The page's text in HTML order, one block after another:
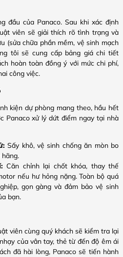
đầu của Panaco. Sau khi xác định
viên sẽ giải thích rõ tình trạng và
(sửa chữa phần mềm, vệ sinh mạch
tôi sẽ cung cấp bảng giá chi tiết
hoàn toàn đồng ý với mức chi phí,
công việc.
kiện dự phòng mang theo, hầu hết
Panaco xử lý dứt điểm ngay tại nhà
Sấy khô, vệ sinh chống ăn mòn bo
Căn chỉnh lại chốt khóa, thay thế
nếu hư hỏng nặng. Toàn bộ quá
gọn gàng và đảm bảo vệ sinh
bạn.
viên cùng quý khách sẽ kiểm tra lại
của vân tay, thẻ từ đến độ êm ái
đã hài lòng, Panaco sẽ tiến hành